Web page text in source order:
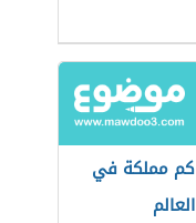
كم مملكة في
العالم